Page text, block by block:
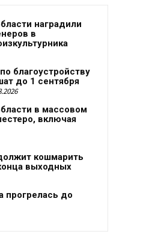
наградили
в
благоустройству
до 1 сентября
в массовом
включая
кошмарить
выходных
прогрелась до